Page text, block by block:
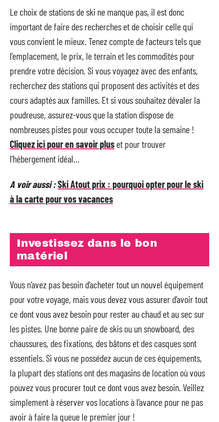
Le choix de stations de ski ne manque pas, il est donc
important de faire des recherches et de choisir celle qui
vous convient le mieux. Tenez compte de facteurs tels que
l’emplacement, le prix, le terrain et les commodités pour
prendre votre décision. Si vous voyagez avec des enfants,
recherchez des stations qui proposent des activités et des
cours adaptés aux familles. Et si vous souhaitez dévaler la
poudreuse, assurez-vous que la station dispose de
nombreuses pistes pour vous occuper toute la semaine !
Cliquez ici pour en savoir plus et pour trouver
l’hébergement idéal…
A voir aussi :Ski Atout prix : pourquoi opter pour le ski
à la carte pour vos vacances
Investissez dans le bon
matériel
Vous n’avez pas besoin d’acheter tout un nouvel équipement
pour votre voyage, mais vous devez vous assurer d’avoir tout
ce dont vous avez besoin pour rester au chaud et au sec sur
les pistes. Une bonne paire de skis ou un snowboard, des
chaussures, des fixations, des bâtons et des casques sont
essentiels. Si vous ne possédez aucun de ces équipements,
la plupart des stations ont des magasins de location où vous
pouvez vous procurer tout ce dont vous avez besoin. Veillez
simplement à réserver vos locations à l’avance pour ne pas
avoir à faire la queue le premier jour !